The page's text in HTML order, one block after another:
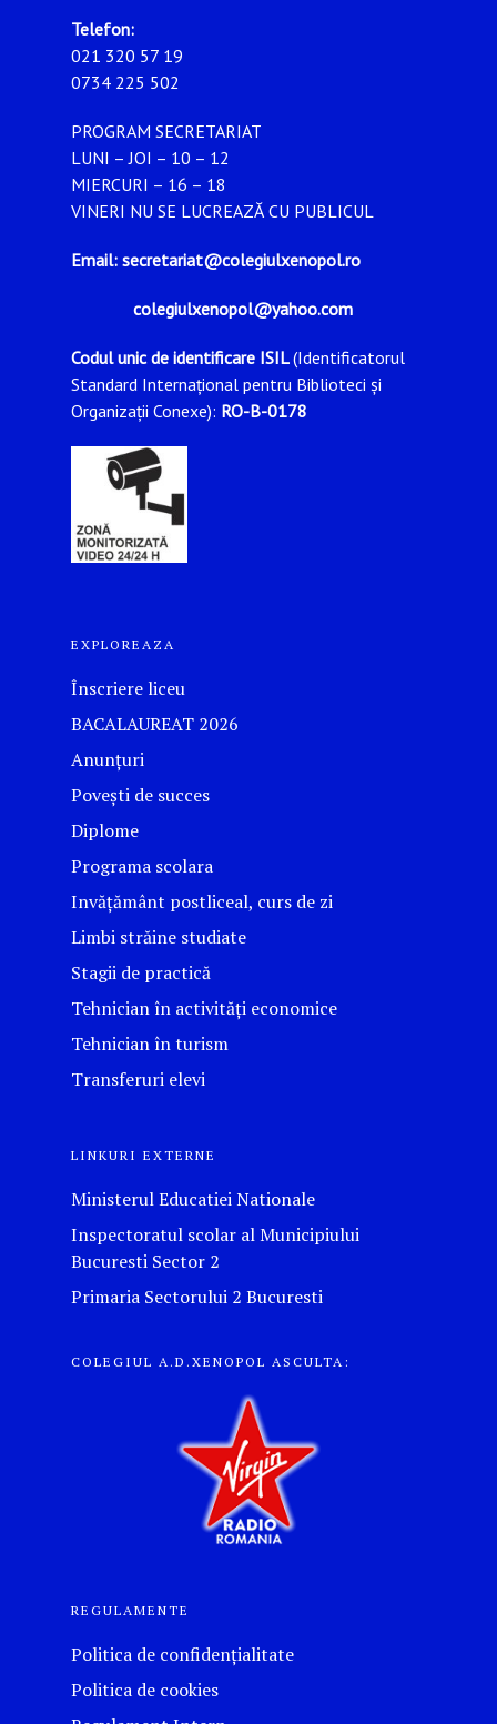
Telefon:
021 320 57 19
0734 225 502
PROGRAM SECRETARIAT
LUNI – JOI – 10 – 12
MIERCURI – 16 – 18
VINERI NU SE LUCREAZĂ CU PUBLICUL
Email: secretariat@colegiulxenopol.ro
colegiulxenopol@yahoo.com
Codul unic de identificare ISIL(Identificatorul
Standard Internațional pentru Biblioteci și
Organizații Conexe): RO-B-0178
EXPLOREAZA
Înscriere liceu
BACALAUREAT 2026
Anunțuri
Povești de succes
Diplome
Programa scolara
Invățământ postliceal, curs de zi
Limbi străine studiate
Stagii de practică
Tehnician în activități economice
Tehnician în turism
Transferuri elevi
LINKURI EXTERNE
Ministerul Educatiei Nationale
Inspectoratul scolar al Municipiului
Bucuresti Sector 2
Primaria Sectorului 2 Bucuresti
COLEGIUL A.D.XENOPOL ASCULTA:
REGULAMENTE
Politica de confidențialitate
Politica de cookies